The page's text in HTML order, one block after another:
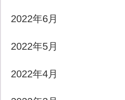
2022年6月
2022年5月
2022年4月